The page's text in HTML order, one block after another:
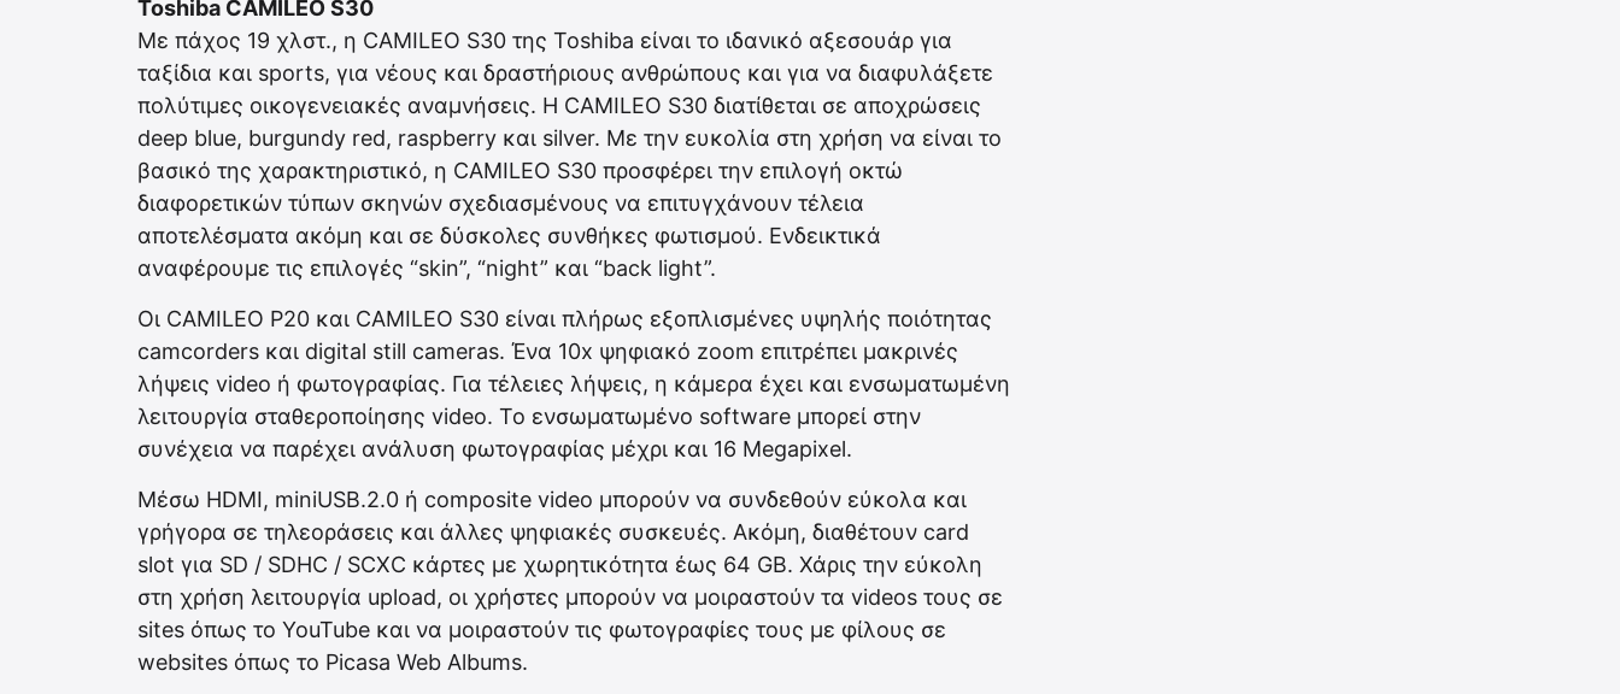
Toshiba CAMILEO S30
Με πάχος 19 χλστ., η CAMILEO S30 της Toshiba είναι το ιδανικό αξεσουάρ για
ταξίδια και sports, για νέους και δραστήριους ανθρώπους και για να διαφυλάξετε
πολύτιμες οικογενειακές αναμνήσεις. Η CAMILEO S30 διατίθεται σε αποχρώσεις
deep blue, burgundy red, raspberry και silver. Με την ευκολία στη χρήση να είναι το
βασικό της χαρακτηριστικό, η CAMILEO S30 προσφέρει την επιλογή οκτώ
διαφορετικών τύπων σκηνών σχεδιασμένους να επιτυγχάνουν τέλεια
αποτελέσματα ακόμη και σε δύσκολες συνθήκες φωτισμού. Ενδεικτικά
αναφέρουμε τις επιλογές “skin”, “night” και “back light”.
Οι CAMILEO P20 και CAMILEO S30 είναι πλήρως εξοπλισμένες υψηλής ποιότητας
camcorders και digital still cameras. Ένα 10x ψηφιακό zoom επιτρέπει μακρινές
λήψεις video ή φωτογραφίας. Για τέλειες λήψεις, η κάμερα έχει και ενσωματωμένη
λειτουργία σταθεροποίησης video. Το ενσωματωμένο software μπορεί στην
συνέχεια να παρέχει ανάλυση φωτογραφίας μέχρι και 16 Megapixel.
Μέσω HDMI, miniUSB.2.0 ή composite video μπορούν να συνδεθούν εύκολα και
γρήγορα σε τηλεοράσεις και άλλες ψηφιακές συσκευές. Ακόμη, διαθέτουν card
slot για SD / SDHC / SCXC κάρτες με χωρητικότητα έως 64 GB. Χάρις την εύκολη
στη χρήση λειτουργία upload, οι χρήστες μπορούν να μοιραστούν τα videos τους σε
sites όπως το YouTube και να μοιραστούν τις φωτογραφίες τους με φίλους σε
websites όπως το Picasa Web Albums.